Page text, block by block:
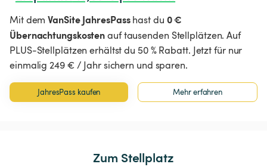
Mit demVanSite JahresPasshast du 0 €
Übernachtungskostenauf tausenden Stellplätzen. Auf
PLUS-Stellplätzen erhältst du 50 % Rabatt. Jetzt für nur
einmalig 249 € / Jahr sichern und sparen.
JahresPass kaufen Mehr erfahren
Zum Stellplatz